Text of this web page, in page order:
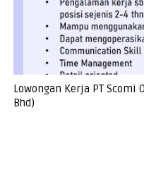
Lowongan Kerja PT Scomi
Bhd)